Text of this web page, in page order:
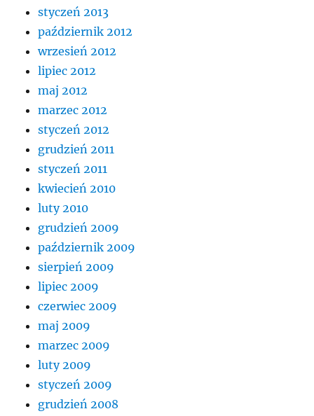
styczeń 2013
październik 2012
wrzesień 2012
lipiec 2012
maj 2012
marzec 2012
styczeń 2012
grudzień 2011
styczeń 2011
kwiecień 2010
luty 2010
grudzień 2009
październik 2009
sierpień 2009
lipiec 2009
czerwiec 2009
maj 2009
marzec 2009
luty 2009
styczeń 2009
grudzień 2008